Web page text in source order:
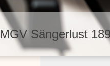
MGV Sängerlust